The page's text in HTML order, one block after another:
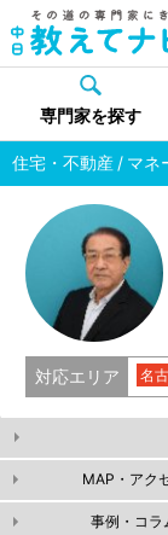
専門家を探す
住宅・不動産
マネ
対応エリア 名
MAP・アク
事例・コラ